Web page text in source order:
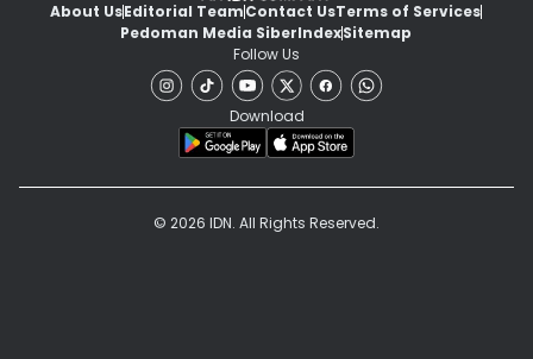
About UsEditorial TeamContact UsTerms of Services
Pedoman Media SiberIndexSitemap
Follow Us
Download
© 2026 IDN. All Rights Reserved.